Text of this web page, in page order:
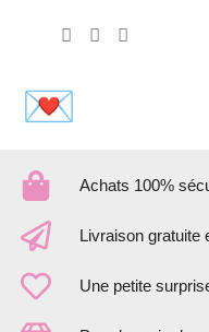
💌
Achats 100%
Livraison gratuite
Une petite